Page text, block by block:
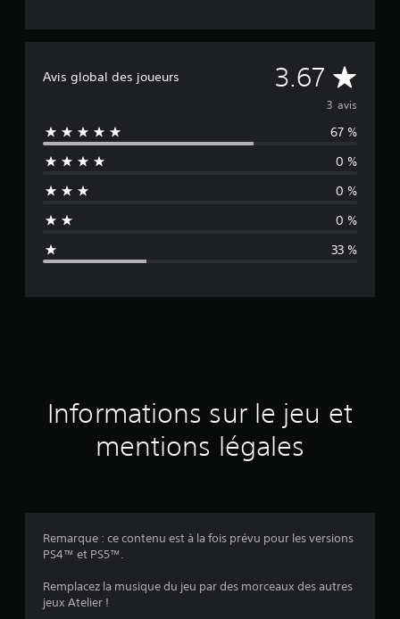
Avis global des joueurs 3.67 M
o
y
e
n
d
a
3 avis
67 %
0 %
0 %
0 %
33 %
Informations sur le jeu et
mentions légales
Remarque : ce contenu est à la fois prévu pour les versions
PS4™ et PS5™.
Remplacez la musique du jeu par des morceaux des autres
jeux Atelier !